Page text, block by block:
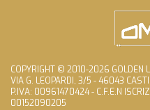
COPYRIGHT © 2010-2026 GOLDEN
VIA G. LEOPARDI, 3/5 - 46043
P.IVA: 00961470424 - C.F.E.N
00152090205